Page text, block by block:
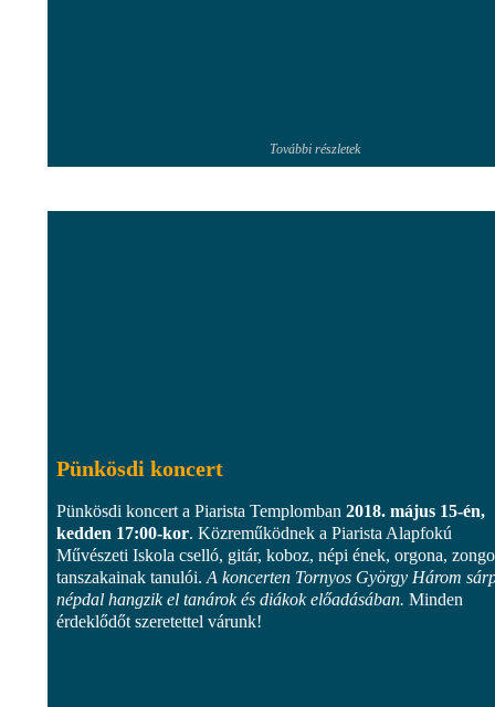
További részletek
Pünkösdi koncert
Pünkösdi koncert a Piarista Templomban 2018. május 15-én,
kedden 17:00-kor. Közreműködnek a Piarista Alapfokú
Művészeti Iskola cselló, gitár, koboz, népi ének, orgona,
tanszakainak tanulói. A koncerten Tornyos György Három
népdal hangzik el tanárok és diákok előadásában. Minden
érdeklődőt szeretettel várunk!